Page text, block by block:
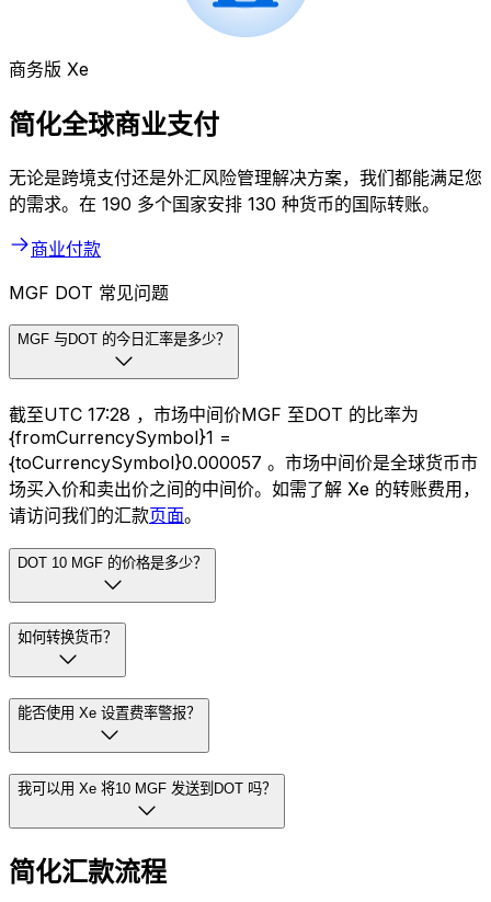
商务版 Xe
简化全球商业支付
无论是跨境支付还是外汇风险管理解决方案，我们都能满足您
的需求。在 190 多个国家安排 130 种货币的国际转账。
商业付款
MGF DOT 常见问题
MGF 与DOT 的今日汇率是多少？
截至UTC 17:28 ，市场中间价MGF 至DOT 的比率为
{fromCurrencySymbol}1 =
{toCurrencySymbol}0.000057 。市场中间价是全球货币市
场买入价和卖出价之间的中间价。如需了解 Xe 的转账费用，
请访问我们的汇款页面。
DOT 10 MGF 的价格是多少？
如何转换货币？
能否使用 Xe 设置费率警报？
我可以用 Xe 将10 MGF 发送到DOT 吗？
简化汇款流程